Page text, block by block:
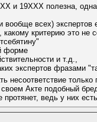
и 19ХХХ полезна,
всех) экспертов
критерию это не
форме
и т.д.,
экспертов фразами
несоответствие
Акте подобный
протянет, ведь у них